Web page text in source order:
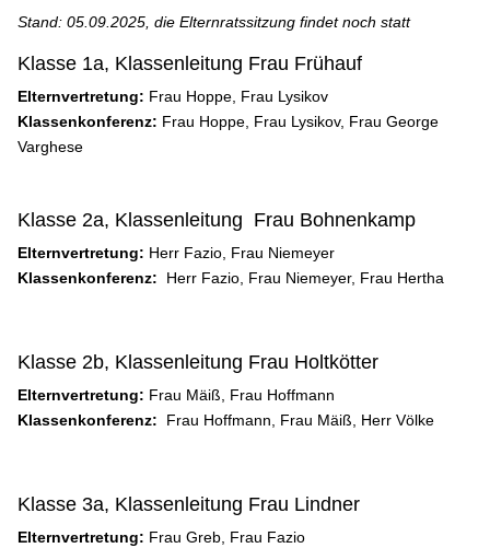
Stand: 05.09.2025, die Elternratssitzung findet noch statt
Klasse 1a, Klassenleitung Frau Frühauf
Elternvertretung: Frau Hoppe, Frau Lysikov
Klassenkonferenz: Frau Hoppe, Frau Lysikov, Frau George
Varghese
Klasse 2a, Klassenleitung Frau Bohnenkamp
Elternvertretung: Herr Fazio, Frau Niemeyer
Klassenkonferenz:
Herr Fazio, Frau Niemeyer, Frau Hertha
Klasse 2b, Klassenleitung Frau Holtkötter
Elternvertretung: Frau Mäiß, Frau Hoffmann
Klassenkonferenz:
Frau Hoffmann, Frau Mäiß, Herr Völke
Klasse 3a, Klassenleitung Frau Lindner
Elternvertretung: Frau Greb, Frau Fazio